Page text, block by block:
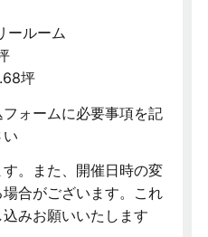
ールーム
坪
ォームに必要事項を記
。また、開催日時の変
合がございます。これ
みお願いいたします